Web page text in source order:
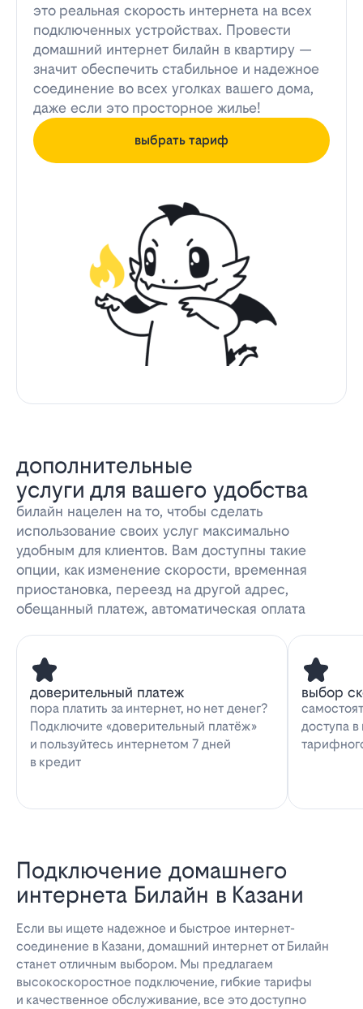
это реальная скорость интернета на всех
подключенных устройствах. Провести
домашний интернет билайн в квартиру —
значит обеспечить стабильное и надежное
соединение во всех уголках вашего дома,
даже если это просторное жилье!
выбрать тариф
дополнительные
услуги для вашего удобства
билайн нацелен на то, чтобы сделать
использование своих услуг максимально
удобным для клиентов. Вам доступны такие
опции, как изменение скорости, временная
приостановка, переезд на другой адрес,
обещанный платеж, автоматическая оплата
доверительный платеж
пора платить за интернет, но нет денег?
Подключите «доверительный платёж»
и пользуйтесь интернетом 7 дней
в кредит
выбор
доступа
Подключение домашнего
интернета Билайн в Казани
Если вы ищете надежное и быстрое интернет-
соединение в Казани, домашний интернет от Билайн
станет отличным выбором. Мы предлагаем
высокоскоростное подключение, гибкие тарифы
и качественное обслуживание, все это доступно